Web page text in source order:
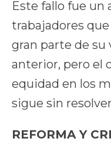
Este fallo fue un
trabajadores
gran parte de su
anterior, pero el
equidad en los
sigue sin
REFORMA Y